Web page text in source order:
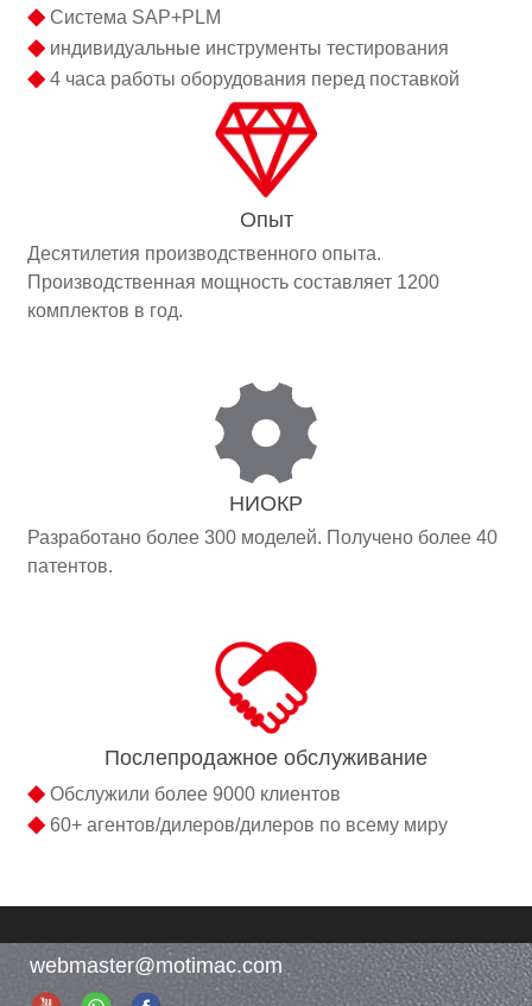
◆Система SAP+PLM
◆индивидуальные инструменты тестирования
◆4 часа работы оборудования перед поставкой
Опыт
Десятилетия производственного опыта.
Производственная мощность составляет 1200
комплектов в год.
НИОКР
Разработано более 300 моделей. Получено более 40
патентов.
Послепродажное обслуживание
◆Обслужили более 9000 клиентов
◆60+ агентов/дилеров/дилеров по всему миру
webmaster@motimac.com